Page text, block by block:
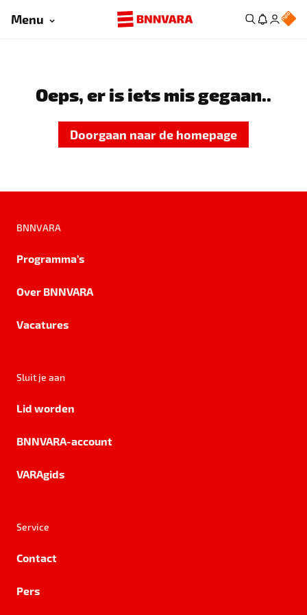
Menu
Oeps, er is iets mis gegaan..
Doorgaan naar de homepage
BNNVARA
Programma's
Over BNNVARA
Vacatures
Sluit je aan
Lid worden
BNNVARA-account
VARAgids
Service
Contact
Pers